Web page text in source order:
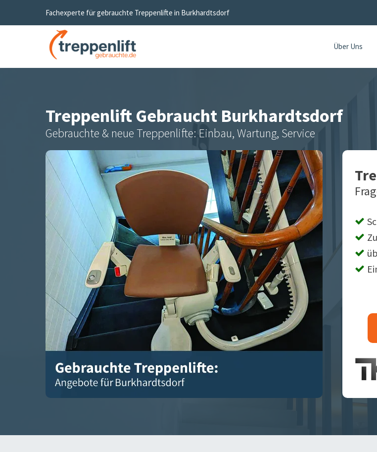
Fachexperte für gebrauchte Treppenlifte in Burkhardtsdorf
Über Uns
Treppenlift Gebraucht Burkhardtsdorf
Gebrauchte & neue Treppenlifte: Einbau, Wartung, Service